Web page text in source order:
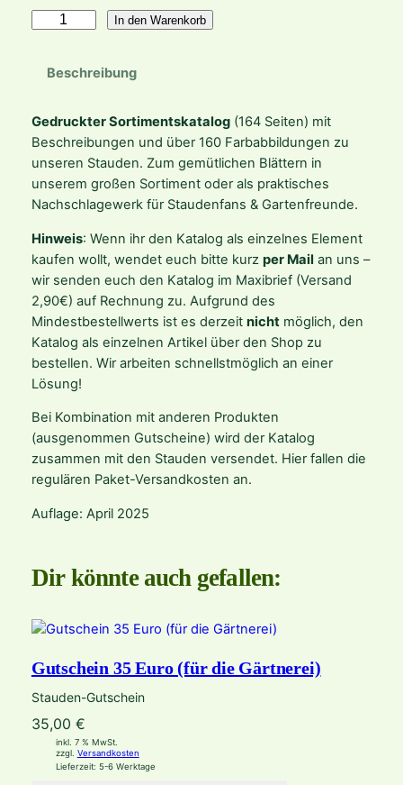
o
g
:
e
x
r
a
g
r
ü
n
e
s
S
o
r
t
m
e
g
e
In den Warenkorb
Beschreibung
Gedruckter Sortimentskatalog(164 Seiten) mit
Beschreibungen und über 160 Farbabbildungen zu
unseren Stauden. Zum gemütlichen Blättern in
unserem großen Sortiment oder als praktisches
Nachschlagewerk für Staudenfans & Gartenfreunde.
Hinweis: Wenn ihr den Katalog als einzelnes Element
kaufen wollt, wendet euch bitte kurz per Mailan uns –
wir senden euch den Katalog im Maxibrief (Versand
2,90€) auf Rechnung zu. Aufgrund des
Mindestbestellwerts ist es derzeit nichtmöglich, den
Katalog als einzelnen Artikel über den Shop zu
bestellen. Wir arbeiten schnellstmöglich an einer
Lösung!
Bei Kombination mit anderen Produkten
(ausgenommen Gutscheine) wird der Katalog
zusammen mit den Stauden versendet. Hier fallen die
regulären Paket-Versandkosten an.
Auflage: April 2025
Dir könnte auch gefallen:
Gutschein 35 Euro (für die Gärtnerei)
Stauden-Gutschein
35,00 €
inkl. 7 % MwSt.
zzgl. Versandkosten
Lieferzeit: 5-6 Werktage